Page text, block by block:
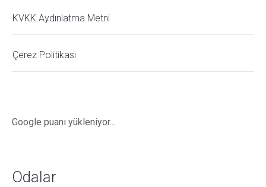
KVKK Aydınlatma Metni
Çerez Politikası
Google puanı yükleniyor...
Odalar